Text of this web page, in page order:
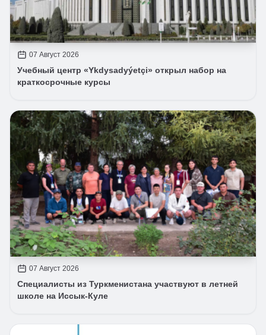
07 Август 2026
Учебный центр «Ykdysadyýetçi» открыл набор на
краткосрочные курсы
07 Август 2026
Специалисты из Туркменистана участвуют в летней
школе на Иссык-Куле